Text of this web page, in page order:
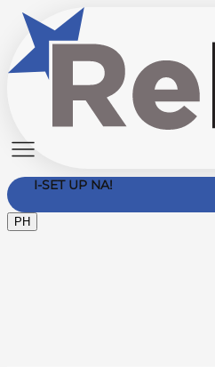
I-SET UP NA!
PH